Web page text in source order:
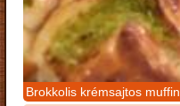
Brokkolis krémsajtos muffin